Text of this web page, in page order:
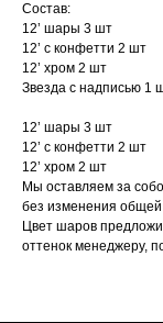
Состав:
12’ шары 3 шт
12’ с конфетти 2 шт
12’ хром 2 шт
Звезда с надписью 1
12’ шары 3 шт
12’ с конфетти 2 шт
12’ хром 2 шт
Мы оставляем за
без изменения общей
Цвет шаров
оттенок менеджеру,